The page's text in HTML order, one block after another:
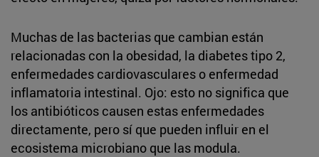
Muchas de las bacterias que cambian están
relacionadas con la obesidad, la diabetes tipo 2,
enfermedades cardiovasculares o enfermedad
inflamatoria intestinal. Ojo: esto no significa que
los antibióticos causen estas enfermedades
directamente, pero sí que pueden influir en el
ecosistema microbiano que las modula.